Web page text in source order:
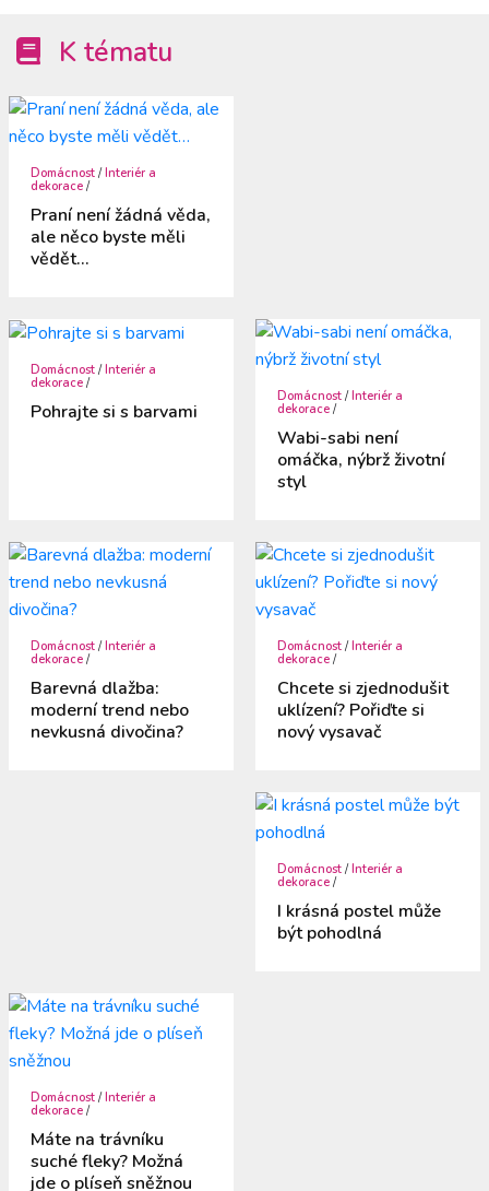
K tématu
Domácnost /Interiér a
dekorace /
Praní není žádná věda,
ale něco byste měli
vědět…
Domácnost / Interiér a
dekorace /
Pohrajte si s barvami
Domácnost /Interiér a
dekorace /
Wabi-sabi není
omáčka, nýbrž životní
styl
Domácnost /Interiér a
dekorace /
Barevná dlažba:
moderní trend nebo
nevkusná divočina?
Domácnost /Interiér a
dekorace /
Chcete si zjednodušit
uklízení? Pořiďte si
nový vysavač
Domácnost /Interiér a
dekorace /
I krásná postel může
být pohodlná
Domácnost /Interiér a
dekorace /
Máte na trávníku
suché fleky? Možná
jde o plíseň sněžnou